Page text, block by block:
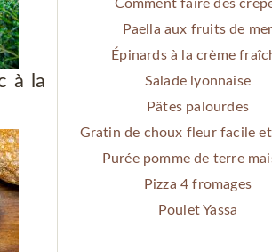
à la
Comment faire des
Paella aux fruits de mer
Épinards à la crème
Salade lyonnaise
Pâtes palourdes
Gratin de choux fleur facile
Purée pomme de terre
Pizza 4 fromages
Poulet Yassa